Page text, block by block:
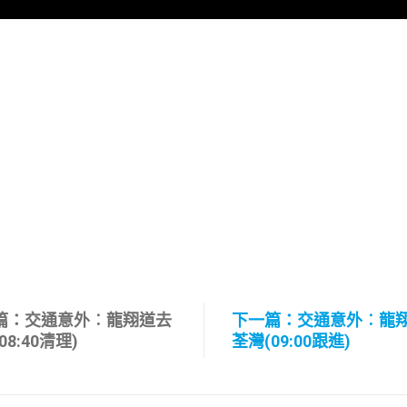
：交通意外︰龍翔道去
清理)
下一篇：交通意外︰龍
荃灣(09:00跟進)